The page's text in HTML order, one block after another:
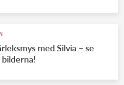
med Silvia – se